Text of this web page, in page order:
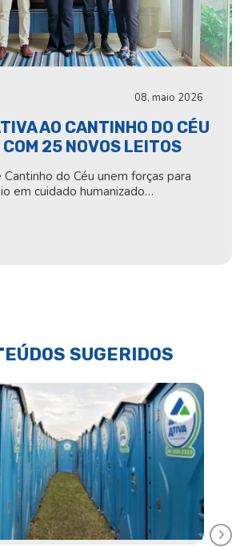
08, maio 2026
AO CANTINHO DO CÉU
25 NOVOS LEITOS
do Céu unem forças para
em cuidado humanizado…
SUGERIDOS